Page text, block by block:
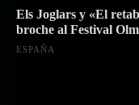
Els Joglars y «El
broche al Festival
ESPAÑA